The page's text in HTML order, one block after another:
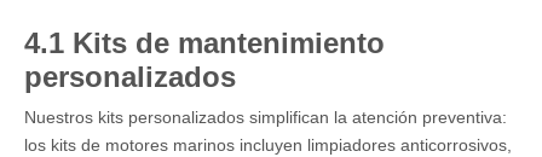
4.1 Kits de mantenimiento
personalizados
Nuestros kits personalizados simplifican la atención preventiva:
los kits de motores marinos incluyen limpiadores anticorrosivos,